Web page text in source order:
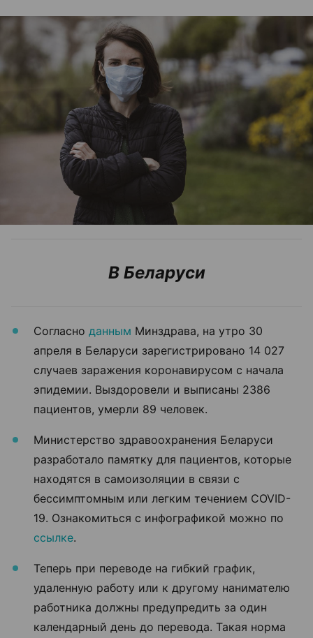
В Беларуси
Согласно данным Минздрава, на утро 30
апреля в Беларуси зарегистрировано 14 027
случаев заражения коронавирусом с начала
эпидемии. Выздоровели и выписаны 2386
пациентов, умерли 89 человек.
Министерство здравоохранения Беларуси
разработало памятку для пациентов, которые
находятся в самоизоляции в связи с
бессимптомным или легким течением COVID-
19. Ознакомиться с инфографикой можно по
ссылке.
Теперь при переводе на гибкий график,
удаленную работу или к другому нанимателю
работника должны предупредить за один
календарный день до перевода. Такая норма